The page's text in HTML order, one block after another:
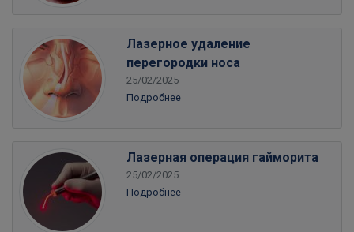
Лазерное удаление
перегородки носа
25/02/2025
Подробнее
Лазерная операция гайморита
25/02/2025
Подробнее